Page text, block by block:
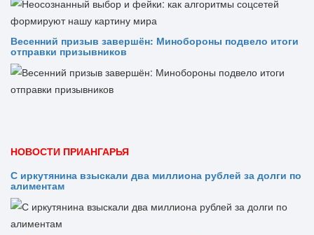
Весенний призыв завершён: Минобороны подвело итоги
отправки призывников
НОВОСТИ ПРИАНГАРЬЯ
С иркутянина взыскали два миллиона рублей за долги по
алиментам